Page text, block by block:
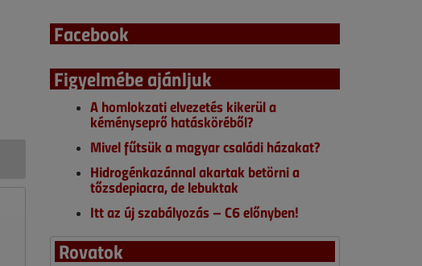
Facebook
Figyelmébe ajánljuk
A homlokzati elvezetés kikerül a
kéményseprő hatásköréből?
Mivel fűtsük a magyar családi házakat?
Hidrogénkazánnal akartak betörni a
tőzsdepiacra, de lebuktak
Itt az új szabályozás – C6 előnyben!
Rovatok